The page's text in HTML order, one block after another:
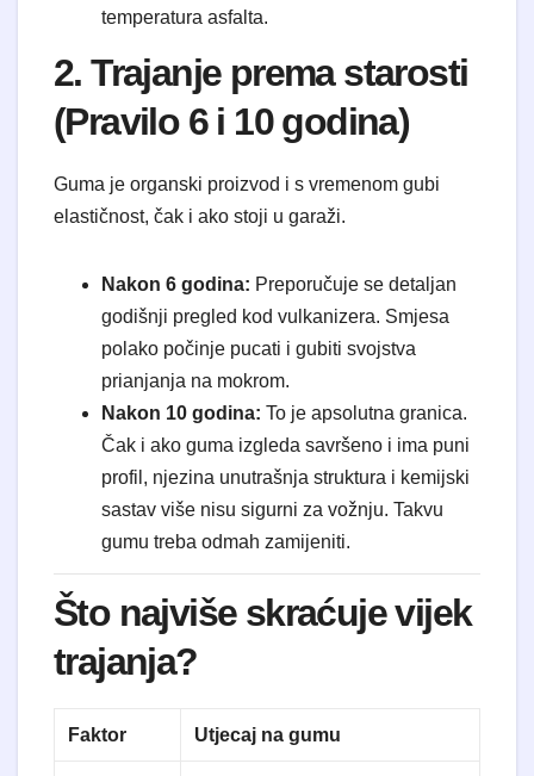
temperatura asfalta.
2. Trajanje prema starosti
(Pravilo 6 i 10 godina)
Guma je organski proizvod i s vremenom gubi
elastičnost, čak i ako stoji u garaži.
Nakon 6 godina: Preporučuje se detaljan
godišnji pregled kod vulkanizera. Smjesa
polako počinje pucati i gubiti svojstva
prianjanja na mokrom.
Nakon 10 godina: To je apsolutna granica.
Čak i ako guma izgleda savršeno i ima puni
profil, njezina unutrašnja struktura i kemijski
sastav više nisu sigurni za vožnju. Takvu
gumu treba odmah zamijeniti.
Što najviše skraćuje vijek
trajanja?
Faktor Utjecaj na gumu